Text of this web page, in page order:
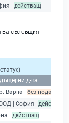
| действащ
със същия
д-ва
Варна | без подаден
ООД | София | действащ
| действащ